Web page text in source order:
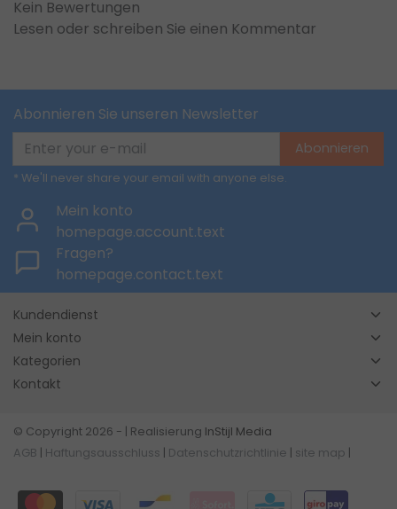
Kein Bewertungen
Lesen oder schreiben Sie einen Kommentar
Abonnieren Sie unseren Newsletter
Abonnieren
* We'll never share your email with anyone else.
Mein konto
homepage.account.text
Fragen?
homepage.contact.text
Kundendienst
Mein konto
Kategorien
Kontakt
© Copyright 2026 - | Realisierung InStijl Media
AGB
Haftungsausschluss Datenschutzrichtlinie site map